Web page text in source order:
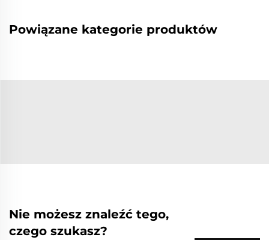
Powiązane kategorie produktów
Nie możesz znaleźć tego,
czego szukasz?